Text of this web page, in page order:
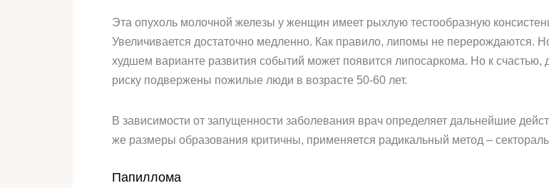
Эта опухоль молочной железы у женщин имеет рыхлую тестообразную
Увеличивается достаточно медленно. Как правило, липомы не перерождаются.
худшем варианте развития событий может появится липосаркома. Но к
риску подвержены пожилые люди в возрасте 50-60 лет.
В зависимости от запущенности заболевания врач определяет дальнейшие
же размеры образования критичны, применяется радикальный метод –
Папиллома